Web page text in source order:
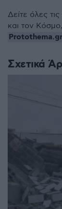
Σχετικά
Δείτε όλες
και τον
Protothema.gr